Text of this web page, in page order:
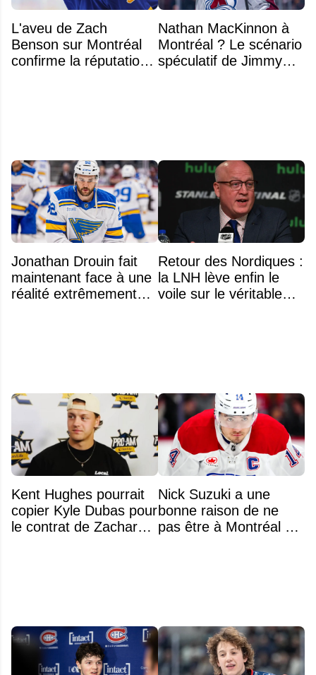
L'aveu de Zach
Benson sur Montréal
confirme la réputation
Nathan MacKinnon à
Montréal ? Le scénario
spéculatif de Jimmy
Jonathan Drouin fait
maintenant face à une
réalité extrêmement
Retour des Nordiques :
la LNH lève enfin le
voile sur le véritable
Kent Hughes pourrait
copier Kyle Dubas pour
le contrat de Zachary
Nick Suzuki a une
bonne raison de ne
pas être à Montréal cet